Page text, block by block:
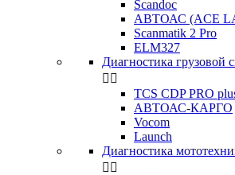
Scandoc
АВТОАС (ACE
Scanmatik 2 Pro
ELM327
Диагностика грузовой
 
TCS CDP PRO
АВТОАС-КАРГО
Vocom
Launch
Диагностика
 